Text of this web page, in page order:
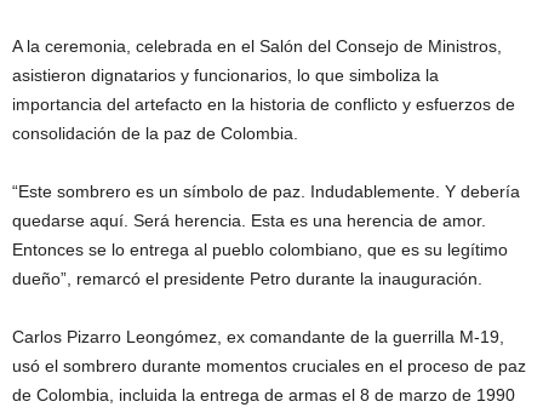
A la ceremonia, celebrada en el Salón del Consejo de Ministros,
asistieron dignatarios y funcionarios, lo que simboliza la
importancia del artefacto en la historia de conflicto y esfuerzos de
consolidación de la paz de Colombia.
“Este sombrero es un símbolo de paz. Indudablemente. Y debería
quedarse aquí. Será herencia. Esta es una herencia de amor.
Entonces se lo entrega al pueblo colombiano, que es su legítimo
dueño”, remarcó el presidente Petro durante la inauguración.
Carlos Pizarro Leongómez, ex comandante de la guerrilla M-19,
usó el sombrero durante momentos cruciales en el proceso de paz
de Colombia, incluida la entrega de armas el 8 de marzo de 1990